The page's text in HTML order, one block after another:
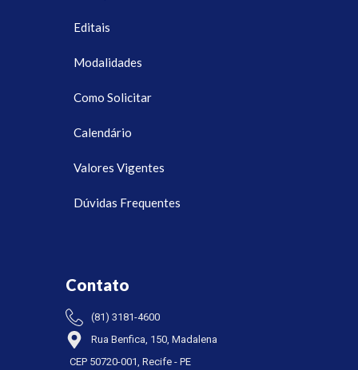
Editais
Modalidades
Como Solicitar
Calendário
Valores Vigentes
Dúvidas Frequentes
Contato
(81) 3181-4600
Rua Benfica, 150, Madalena
CEP 50720-001, Recife - PE